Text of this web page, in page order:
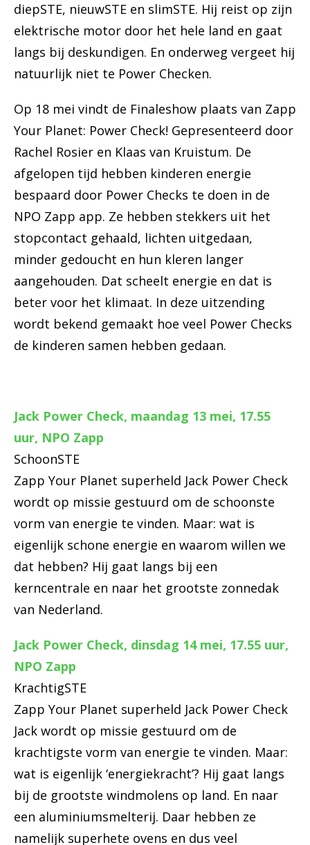
diepSTE, nieuwSTE en slimSTE. Hij reist op zijn
elektrische motor door het hele land en gaat
langs bij deskundigen. En onderweg vergeet hij
natuurlijk niet te Power Checken.
Op 18 mei vindt de Finaleshow plaats van Zapp
Your Planet: Power Check! Gepresenteerd door
Rachel Rosier en Klaas van Kruistum. De
afgelopen tijd hebben kinderen energie
bespaard door Power Checks te doen in de
NPO Zapp app. Ze hebben stekkers uit het
stopcontact gehaald, lichten uitgedaan,
minder gedoucht en hun kleren langer
aangehouden. Dat scheelt energie en dat is
beter voor het klimaat. In deze uitzending
wordt bekend gemaakt hoe veel Power Checks
de kinderen samen hebben gedaan.
Jack Power Check, maandag 13 mei, 17.55
uur, NPO Zapp
SchoonSTE
Zapp Your Planet superheld Jack Power Check
wordt op missie gestuurd om de schoonste
vorm van energie te vinden. Maar: wat is
eigenlijk schone energie en waarom willen we
dat hebben? Hij gaat langs bij een
kerncentrale en naar het grootste zonnedak
van Nederland.
Jack Power Check, dinsdag 14 mei, 17.55 uur,
NPO Zapp
KrachtigSTE
Zapp Your Planet superheld Jack Power Check
Jack wordt op missie gestuurd om de
krachtigste vorm van energie te vinden. Maar:
wat is eigenlijk ‘energiekracht’? Hij gaat langs
bij de grootste windmolens op land. En naar
een aluminiumsmelterij. Daar hebben ze
namelijk superhete ovens en dus veel